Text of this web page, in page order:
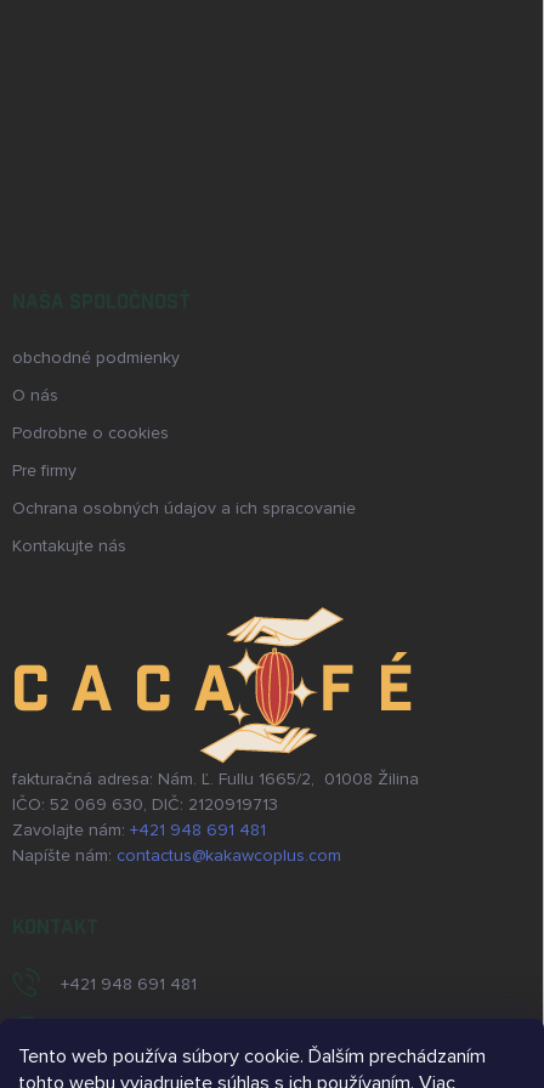
Tento web používa súbory cookie. Ďalším prechádzaním
tohto webu vyjadrujete súhlas s ich používaním. Viac
obchodné podmienky
O nás
Podrobne o cookies
Pre firmy
Ochrana osobných údajov a ich spracovanie
Kontakujte nás
fakturačná adresa: Nám. Ľ. Fullu 1665/2, 01008 Žilina
IČO: 52 069 630, DIČ: 2120919713
Zavolajte nám: +421 948 691 481
Napíšte nám: contactus@kakawcoplus.com
+421 948 691 481
/kakawcoplus/